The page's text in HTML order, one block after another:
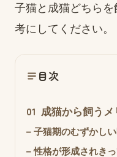
子猫と成猫どちら
考にしてください。
目次
01 成猫から飼うメ
– 子猫期のむずかし
– 性格が形成されき